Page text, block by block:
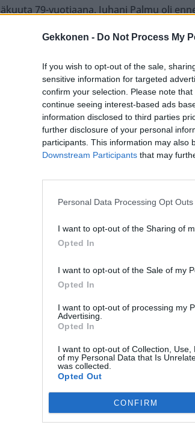
Gekkonen - Do Not Process My
If you wish to opt-out of the sale,
sensitive information for targeted
confirm your selection. Please note
continue seeing interest-based ads
information disclosed to third parties
further disclosure of your personal
participants. This information may also
Downstream Participants that may
Personal Data Processing Opt Outs
I want to opt-out of the Sharing of
Opted In
I want to opt-out of the Sale of my
Opted In
I want to opt-out of processing my
Advertising.
Opted In
I want to opt-out of Collection,
of my Personal Data that Is
was collected.
Opted Out
CONFIRM
79-vuotiaana. Juhani Palmu oli
oli monenlaisia terveysongelmia,
mielipiteesi.Tutustu kuitenkin